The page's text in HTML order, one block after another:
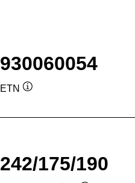
930060054
ETN
242/175/190